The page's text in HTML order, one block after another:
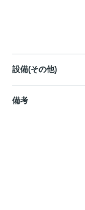
設備(その他)
備考